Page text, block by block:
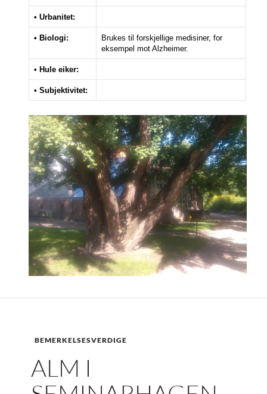
• Urbanitet:
• Biologi:
Brukes til forskjellige medisiner, for
eksempel mot Alzheimer.
• Hule eiker:
• Subjektivitet:
BEMERKELSESVERDIGE
ALM I